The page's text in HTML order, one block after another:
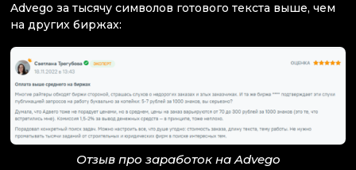
Advego за тысячу символов готового текста выше, чем
на других биржах:
Отзыв про заработок на Advego